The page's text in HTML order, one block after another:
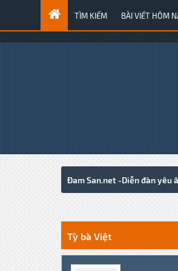
TÌM KIẾM BÀI VIẾT HÔM
Đam San.net -Diễn đàn yêu
1 Votes - 3 Average
1
2
3
4
5
Tỳ bà Việt